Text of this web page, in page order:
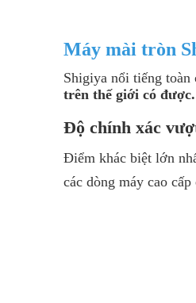
Máy mài tròn
Shigiya nổi tiếng
trên thế giới có được.
Độ chính xác
Điểm khác biệt lớn
các dòng máy cao